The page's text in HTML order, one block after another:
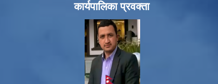
कार्यपालिका प्रवक्ता